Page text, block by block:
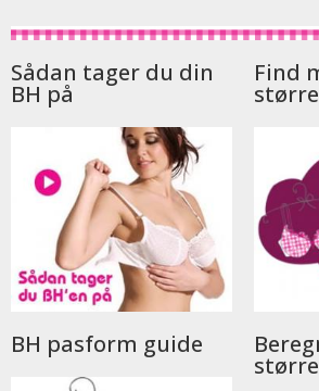
Sådan tager du din
BH på
Find
BH pasform guide